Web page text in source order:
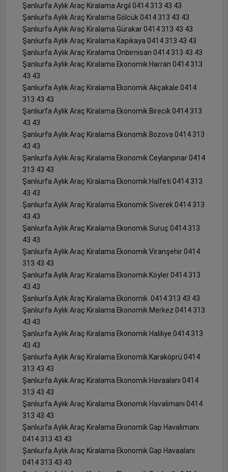
Şanlıurfa Aylık Araç Kiralama Argıl 0414 313 43 43
Şanlıurfa Aylık Araç Kiralama Gölcük 0414 313 43 43
Şanlıurfa Aylık Araç Kiralama Gürakar 0414 313 43 43
Şanlıurfa Aylık Araç Kiralama Kapıkaya 0414 313 43 43
Şanlıurfa Aylık Araç Kiralama Onbirnisan 0414 313 43 43
Şanlıurfa Aylık Araç Kiralama Ekonomik Harran 0414 313
43 43
Şanlıurfa Aylık Araç Kiralama Ekonomik Akçakale 0414
313 43 43
Şanlıurfa Aylık Araç Kiralama Ekonomik Birecik 0414 313
43 43
Şanlıurfa Aylık Araç Kiralama Ekonomik Bozova 0414 313
43 43
Şanlıurfa Aylık Araç Kiralama Ekonomik Ceylanpınar 0414
313 43 43
Şanlıurfa Aylık Araç Kiralama Ekonomik Halfeti 0414 313
43 43
Şanlıurfa Aylık Araç Kiralama Ekonomik Siverek 0414 313
43 43
Şanlıurfa Aylık Araç Kiralama Ekonomik Suruç 0414 313
43 43
Şanlıurfa Aylık Araç Kiralama Ekonomik Viranşehir 0414
313 43 43
Şanlıurfa Aylık Araç Kiralama Ekonomik Köyler 0414 313
43 43
Şanlıurfa Aylık Araç Kiralama Ekonomik 0414 313 43 43
Şanlıurfa Aylık Araç Kiralama Ekonomik Merkez 0414 313
43 43
Şanlıurfa Aylık Araç Kiralama Ekonomik Haliliye 0414 313
43 43
Şanlıurfa Aylık Araç Kiralama Ekonomik Karaköprü 0414
313 43 43
Şanlıurfa Aylık Araç Kiralama Ekonomik Havaalanı 0414
313 43 43
Şanlıurfa Aylık Araç Kiralama Ekonomik Havalimanı 0414
313 43 43
Şanlıurfa Aylık Araç Kiralama Ekonomik Gap Havalimanı
0414 313 43 43
Şanlıurfa Aylık Araç Kiralama Ekonomik Gap Havaalanı
0414 313 43 43